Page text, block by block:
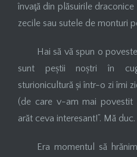
învaţă din plăsuirile
zecile sau sutele de monturi
Hai să vă spun o
sunt peștii noștri în
sturionicultură și într-o zi îmi
(de care v-am mai povestit
arăt ceva interesant!”. Mă duc.
Era momentul să